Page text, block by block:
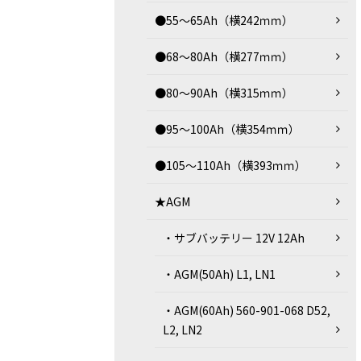
●55～65Ah（横242ｍｍ）
●68～80Ah（横277ｍｍ）
●80～90Ah（横315ｍｍ）
●95～100Ah（横354ｍｍ）
●105～110Ah（横393ｍｍ）
★AGM
・サブバッテリー 12V 12Ah
・AGM(50Ah) L1, LN1
・AGM(60Ah) 560-901-068 D52,
L2, LN2